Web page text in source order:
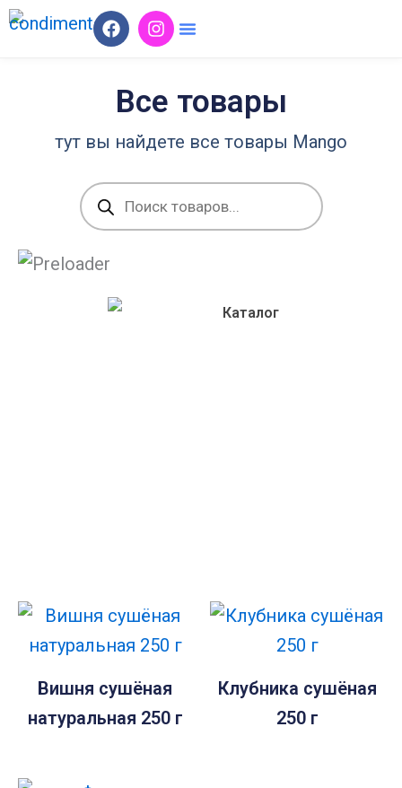
Перейти
F
a
b
o
k
I
n
a
g
a
Все товары
тут вы найдете все товары Mango
Поиск
товаров
Каталог
Вишня сушёная
натуральная 250 г
Клубника сушёная
250 г